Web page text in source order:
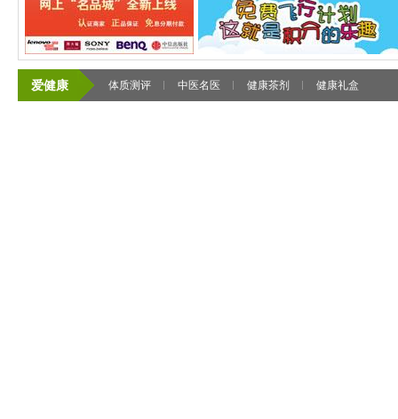
爱健康 体质测评 中医名医 健康茶剂 健康礼盒